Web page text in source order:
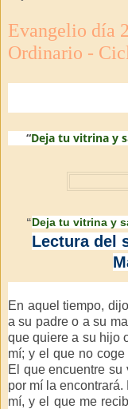
Evangelio día
Ordinario -
“Deja tu vitrina y
“Deja tu vitrina y
Lectura del
En aquel tiempo,
a su padre o a su
que quiere a su hijo
mí; y el que no
El que encuentre
por mí la
mí, y el que me